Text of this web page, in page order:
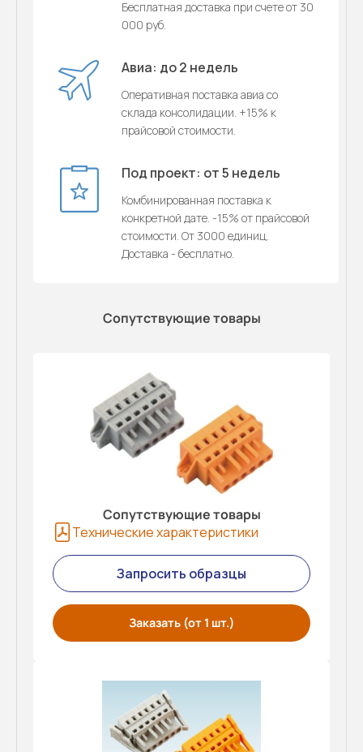
Бесплатная доставка при счете от 30
000 руб.
Авиа: до 2 недель
Оперативная поставка авиа со
склада консолидации. +15% к
прайсовой стоимости.
Под проект: от 5 недель
Комбинированная поставка к
конкретной дате. -15% от прайсовой
стоимости. От 3000 единиц.
Доставка - бесплатно.
Сопутствующие товары
Сопутствующие товары
Технические характеристики
Запросить образцы
Заказать (от 1 шт.)